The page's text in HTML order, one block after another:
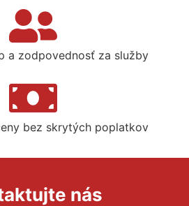
a zodpovednosť za služby
bez skrytých poplatkov
nás